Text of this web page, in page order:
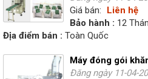
Giá bán:
Liên hệ
Bảo hành : 12
Địa điểm bán : Toàn Quốc
Máy đóng gói
Đăng ngày 11-04-